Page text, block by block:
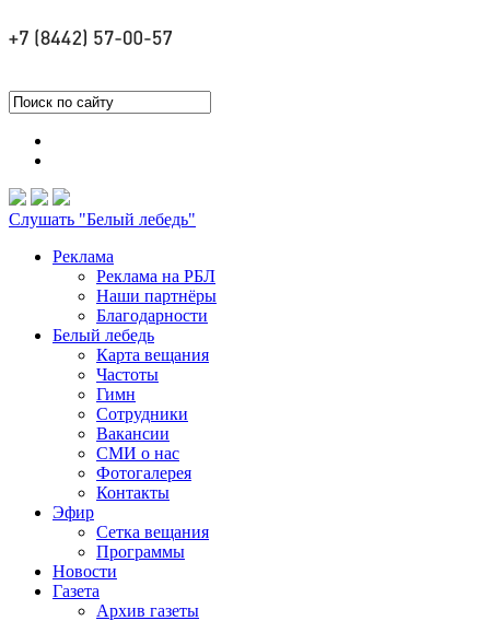
Слушать "Белый лебедь"
Реклама
Реклама на РБЛ
Наши партнёры
Благодарности
Белый лебедь
Карта вещания
Частоты
Гимн
Сотрудники
Вакансии
СМИ о нас
Фотогалерея
Контакты
Эфир
Сетка вещания
Программы
Новости
Газета
Архив газеты